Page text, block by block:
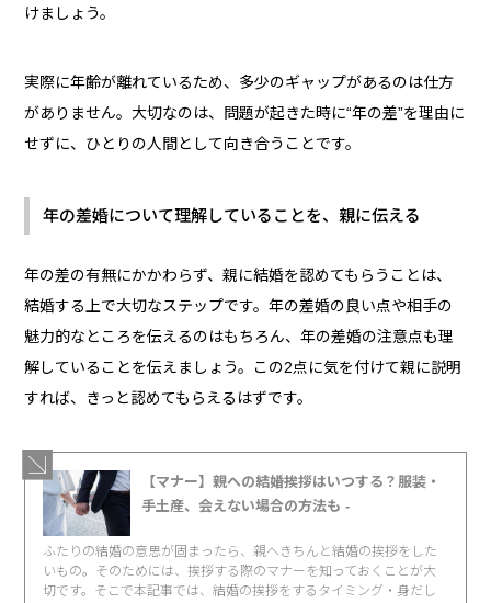
けましょう。
実際に年齢が離れているため、多少のギャップがあるのは仕方
がありません。大切なのは、問題が起きた時に“年の差”を理由に
せずに、ひとりの人間として向き合うことです。
年の差婚について理解していることを、親に伝える
年の差の有無にかかわらず、親に結婚を認めてもらうことは、
結婚する上で大切なステップです。年の差婚の良い点や相手の
魅力的なところを伝えるのはもちろん、年の差婚の注意点も理
解していることを伝えましょう。この2点に気を付けて親に説明
すれば、きっと認めてもらえるはずです。
【マナー】親への結婚挨拶はいつする？服装・
手土産、会えない場合の方法も -
ふたりの結婚の意思が固まったら、親へきちんと結婚の挨拶をした
いもの。そのためには、挨拶する際のマナーを知っておくことが大
切です。そこで本記事では、結婚の挨拶をするタイミング・身だし